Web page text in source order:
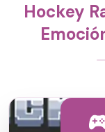
Hockey